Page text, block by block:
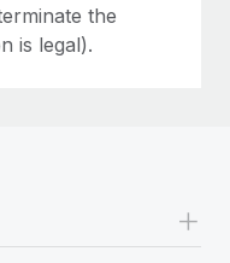
the
is legal).
+